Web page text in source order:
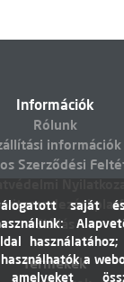
Információk
Rólunk
információk
Szerződési
vitarendezési
Elállás
Termékek
saját
a
amelyeket